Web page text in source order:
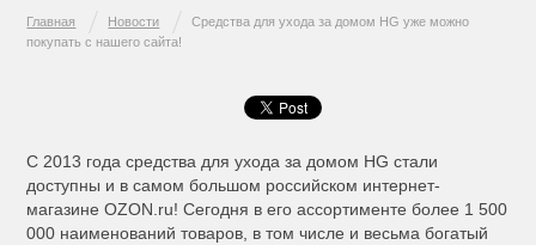
Главная Новости
Средства для ухода за домом HG уже можно
покупать с нашего сайта!
C 2013 года средства для ухода за домом HG стали
доступны и в самом большом российском интернет-
магазине OZON.ru! Сегодня в его ассортименте более 1 500
000 наименований товаров, в том числе и весьма богатый